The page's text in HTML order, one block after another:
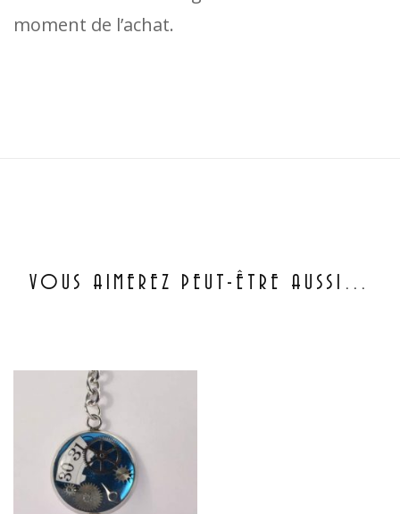
moment de l’achat.
VOUS AIMEREZ PEUT-ÊTRE AUSSI…